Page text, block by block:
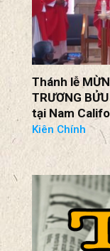
Thánh lễ
TRƯƠNG
tại Nam
Kiên Chính